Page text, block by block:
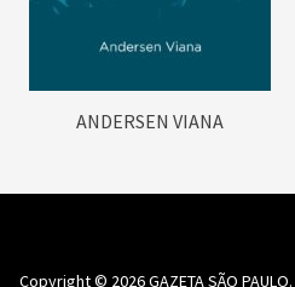
ANDERSEN VIANA
Copyright © 2026GAZETA SÃO PAULO.